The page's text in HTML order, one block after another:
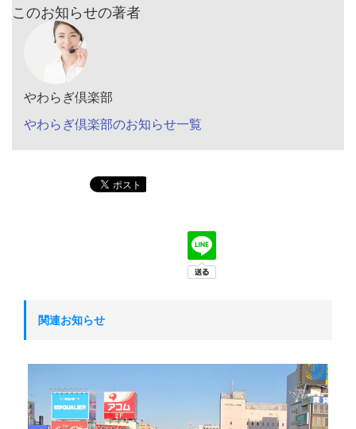
このお知らせの著者
やわらぎ倶楽部
やわらぎ倶楽部のお知らせ一覧
関連お知らせ